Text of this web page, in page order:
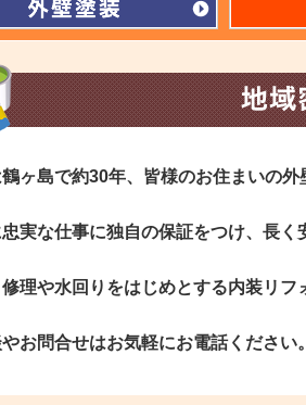
ヶ島で約30年、皆様のお住まいの
実な仕事に独自の保証をつけ、長
理や水回りをはじめとする内装リフ
やお問合せはお気軽にお電話ください